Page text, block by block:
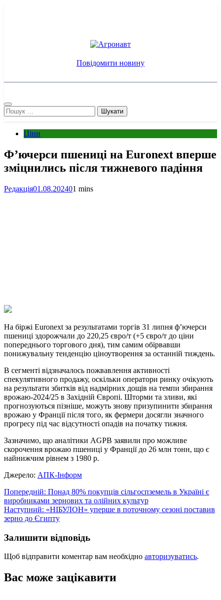
Агронавт
Новини українського агробізнесу
Повідомити новину
Пошук:
Ціни
Ф’ючерси пшениці на Euronext вперше
зміцнились після тижневого падіння
Редакція01.08.202401 mins
Link
Print
На біржі Euronext за результатами торгів 31 липня ф’ючерси
пшениці здорожчали до 220,25 євро/т (+5 євро/т до ціни
попереднього торгового дня), тим самим обірвавши
понижувальну тенденцію ціноутворення за останній тиждень.
В сегменті відзначалось пожвавлення активності
спекулятивного продажу, оскільки оператори ринку очікують
на результати збитків від надмірних дощів на темпи збирання
врожаю-2024/25 в Західній Європі. Шторми та зливи, які
прогнозуються пізніше, можуть знову призупинити збирання
врожаю у Франції після того, як фермери досягли значного
прогресу під час відсутності опадів на початку тижня.
Зазначимо, що аналітики AGPB заявили про можливе
скорочення врожаю пшениці у Франції до 26 млн тонн, що є
найнижчим рівнем з 1980 р.
Джерело: АПК-Інформ
Навігація
записів
Попередній: Понад 80% покупців сільгоспземель в Україні є
виробниками зернових та олійних культур
Наступний: «НІБУЛОН» уперше в поточному сезоні поставив
зерно до Єгипту
Залишити відповідь
Щоб відправити коментар вам необхідно авторизуватись.
Вас може зацікавити